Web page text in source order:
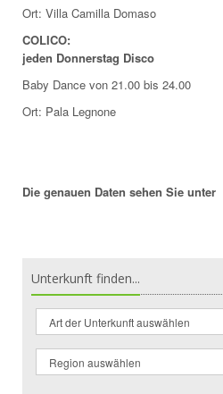
Ort: Villa Camilla Domaso
COLICO:
jeden Donnerstag Disco
Baby Dance von 21.00 bis 24.00
Ort: Pala Legnone
Die genauen Daten sehen Sie unter
Unterkunft finden...